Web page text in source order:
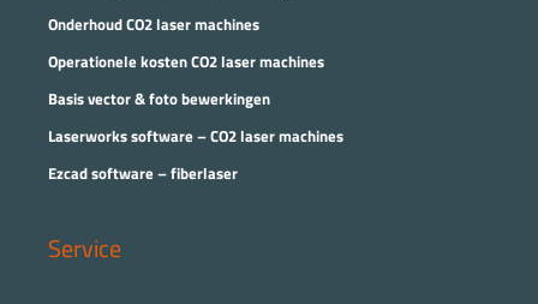
Onderhoud CO2 laser machines
Operationele kosten CO2 laser machines
Basis vector & foto bewerkingen
Laserworks software – CO2 laser machines
Ezcad software – fiberlaser
Service